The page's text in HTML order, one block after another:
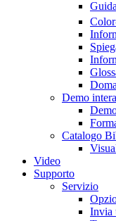
Demo
Catalogo
Video
Supporto
Servizio
Invia